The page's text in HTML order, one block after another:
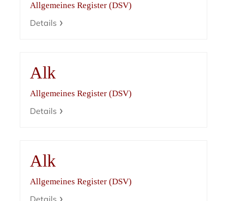
Allgemeines Register (DSV)
Details
Alk
Allgemeines Register (DSV)
Details
Alk
Allgemeines Register (DSV)